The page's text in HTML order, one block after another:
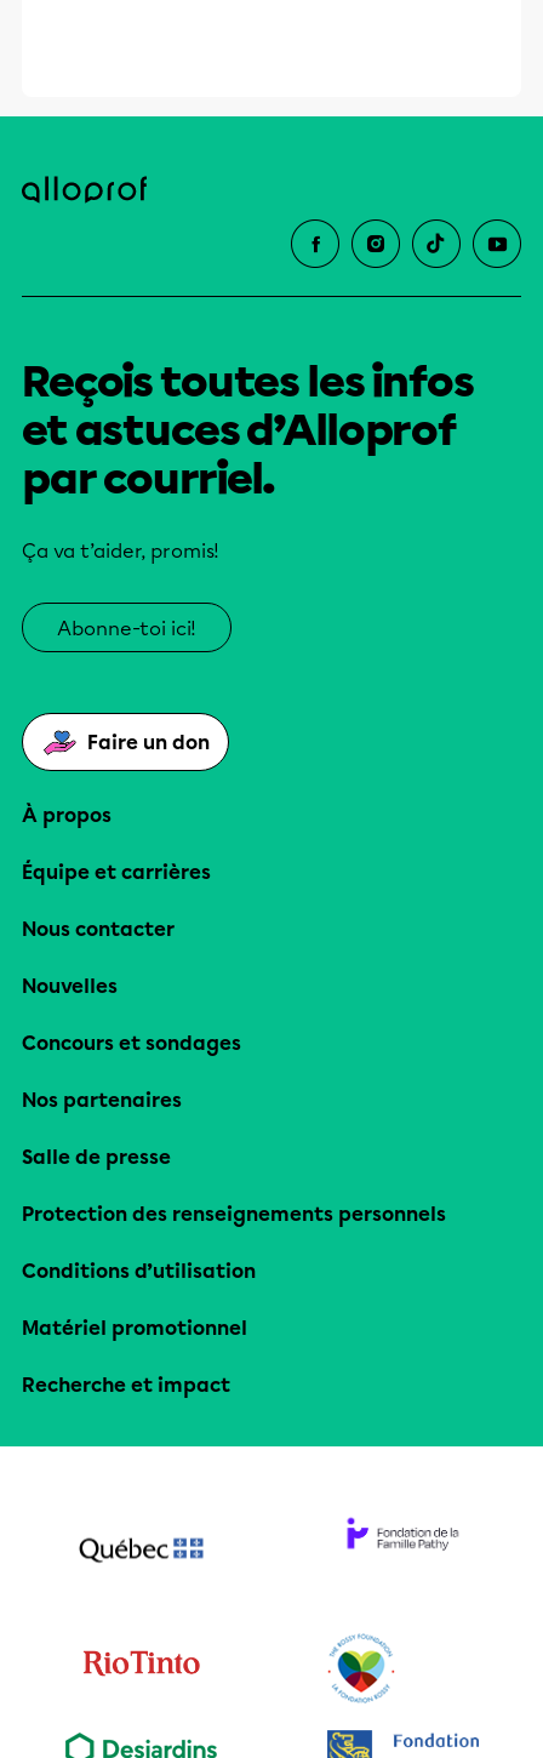
Reçois toutes les infos
et astuces d’Alloprof
par courriel.
Ça va t’aider, promis!
Abonne-toi ici!
Faire un don
À propos
Équipe et carrières
Nous contacter
Nouvelles
Concours et sondages
Nos partenaires
Salle de presse
Protection des renseignements personnels
Conditions d’utilisation
Matériel promotionnel
Recherche et impact